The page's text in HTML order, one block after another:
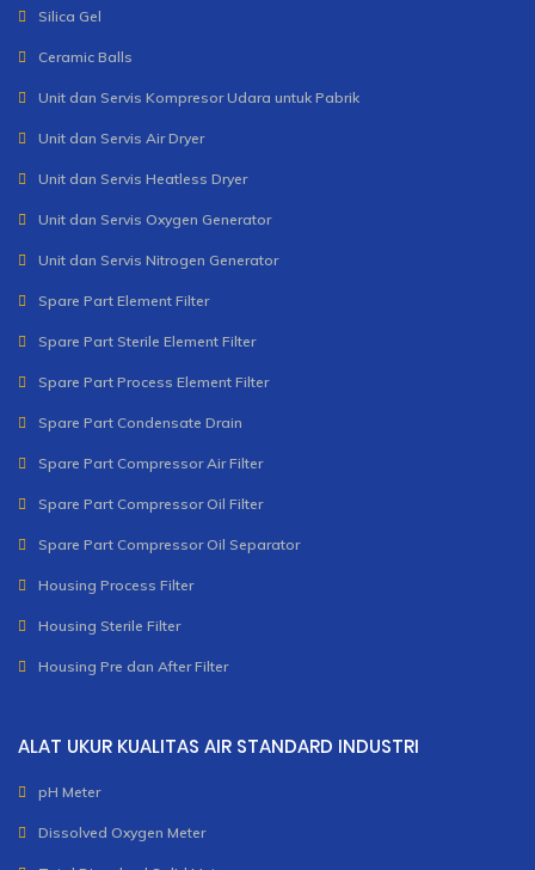
Silica Gel
Ceramic Balls
Unit dan Servis Kompresor Udara untuk Pabrik
Unit dan Servis Air Dryer
Unit dan Servis Heatless Dryer
Unit dan Servis Oxygen Generator
Unit dan Servis Nitrogen Generator
Spare Part Element Filter
Spare Part Sterile Element Filter
Spare Part Process Element Filter
Spare Part Condensate Drain
Spare Part Compressor Air Filter
Spare Part Compressor Oil Filter
Spare Part Compressor Oil Separator
Housing Process Filter
Housing Sterile Filter
Housing Pre dan After Filter
ALAT UKUR KUALITAS AIR STANDARD INDUSTRI
pH Meter
Dissolved Oxygen Meter